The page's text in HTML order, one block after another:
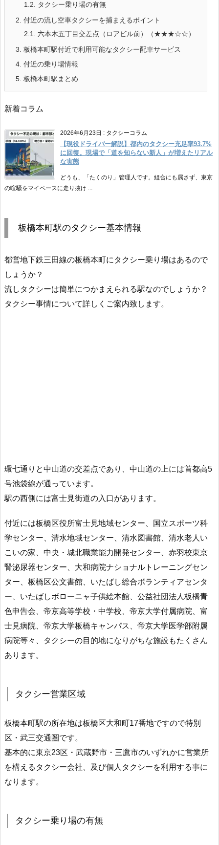
1.2.
タクシー乗り場の有無
2. 付近の流し空車タクシーを捕まえるポイント
2.1.
六本木五丁目交差点（ロアビル前）（★★★☆☆）
3. 板橋本町駅付近で利用可能なタクシー配車サービス
4. 付近の乗り場情報
5. 板橋本町駅まとめ
新着コラム
2026年6月23日 : タクシーコラム
【現役ドライバー解説】都内のタクシー充足率93.7%
に回復。現場で「道を知らない新人」が増えたリアル
な実態
どうも、「たくのり」管理人です。組合にも属さず、東京
の喧騒をマイペースに走り抜け ...
板橋本町駅のタクシー基本情報
都営地下鉄三田線の板橋本町にタクシー乗り場はあるので
しょうか？
流しタクシーは簡単につかまえられる駅なのでしょうか？
タクシー事情について詳しくご案内致します。
環七通りと中山道の交差点であり、中山道の上には首都高5
号池袋線が通っています。
駅の西側には富士見街道の入口があります。
付近には板橋区役所富士見地域センター、国立スポーツ科
学センター、清水地域センター、清水図書館、清水老人い
こいの家、中央・城北職業能力開発センター、赤羽校東京
腎泌尿器センター、大和病院ナショナルトレーニングセン
ター、板橋区公文書館、いたばし総合ボランティアセンタ
ー、いたばしボローニャ子供絵本館、公益社団法人板橋青
色申告会、帝京高等学校・中学校、帝京大学付属病院、富
士見病院、帝京大学板橋キャンパス、帝京大学医学部附属
病院等々、タクシーの目的地になりがちな施設もたくさん
あります。
タクシー営業区域
板橋本町駅の所在地は板橋区大和町17番地ですので特別
区・武三交通圏です。
基本的に東京23区・武蔵野市・三鷹市のいずれかに営業所
を構えるタクシー会社、及び個人タクシーを利用する事に
なります。
タクシー乗り場の有無